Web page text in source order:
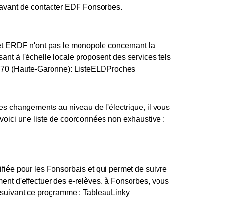
de contacter EDF Fonsorbes.
ERDF n'ont pas le monopole concernant la
à l'échelle locale proposent des services tels
(Haute-Garonne): ListeELDProches
changements au niveau de l'électrique, il vous
une liste de coordonnées non exhaustive :
pour les Fonsorbais et qui permet de suivre
d'effectuer des e-relèves. à Fonsorbes, vous
ce programme : TableauLinky